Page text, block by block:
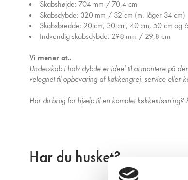
Skabshøjde: 704 mm / 70,4 cm
Skabsdybde: 320 mm / 32 cm (m. låger 34 cm)
Skabsbredde: 20 cm, 30 cm, 40 cm, 50 cm og
Indvendig skabsdybde: 298 mm / 29,8 cm
Vi mener at..
Underskab i halv dybde er ideel til at montere på
velegnet til opbevaring af køkkengrej, service eller
Har du brug for hjælp til en komplet køkkenløsning?
Har du husket?